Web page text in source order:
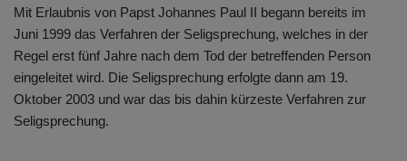
Mit Erlaubnis von Papst Johannes Paul II begann bereits im
Juni 1999 das Verfahren der Seligsprechung, welches in der
Regel erst fünf Jahre nach dem Tod der betreffenden Person
eingeleitet wird. Die Seligsprechung erfolgte dann am 19.
Oktober 2003 und war das bis dahin kürzeste Verfahren zur
Seligsprechung.